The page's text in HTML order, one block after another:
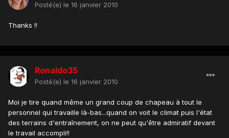
Posté(e) le 16 janvier 2010
Thanks !!
Ronaldo35
Posté(e) le 16 janvier 2010
Moi je tire quand même un grand coup de chapeau à tout le
personnel qui travaille là-bas...quand on voit le climat puis l'état
des terrains d'entraînement, on ne peut qu'être admiratif devant
le travail accompli!!